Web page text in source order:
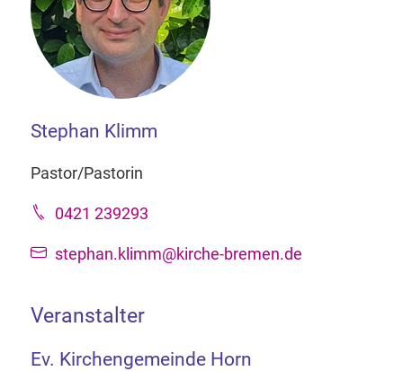
Stephan Klimm
Pastor/Pastorin
0421 239293
stephan.klimm@kirche-bremen.de
Veranstalter
Ev. Kirchengemeinde Horn